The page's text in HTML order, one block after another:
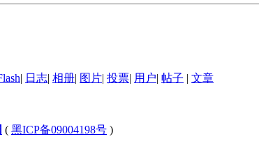
| 日志| 相册| 图片| 投票| 用户| 帖子 | 文章
( 黑ICP备09004198号 )